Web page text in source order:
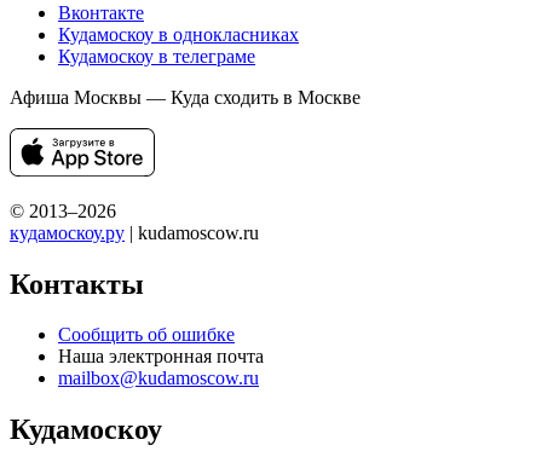
Вконтакте
Кудамоскоу в однокласниках
Кудамоскоу в телеграме
Афиша Москвы — Куда сходить в Москве
© 2013–2026
кудамоскоу.ру | kudamoscow.ru
Контакты
Сообщить об ошибке
Наша электронная почта
mailbox@kudamoscow.ru
Кудамоскоу